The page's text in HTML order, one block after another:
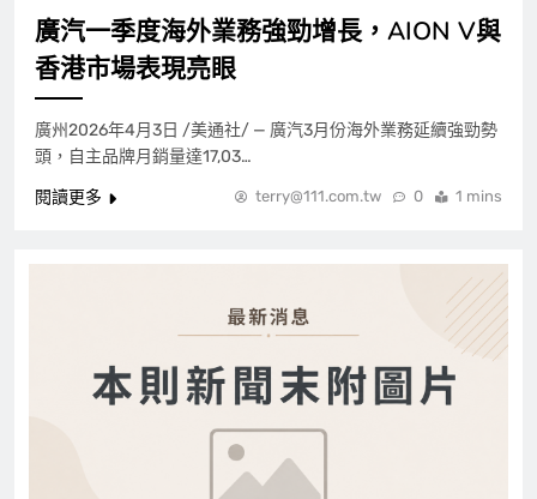
廣汽一季度海外業務強勁增長，AION V與
香港市場表現亮眼
廣州2026年4月3日 /美通社/ — 廣汽3月份海外業務延續強勁勢
頭，自主品牌月銷量達17,03…
閱讀更多
terry@111.com.tw 0 1 mins